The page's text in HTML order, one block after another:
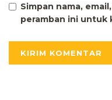
Simpan nama,
peramban ini untuk